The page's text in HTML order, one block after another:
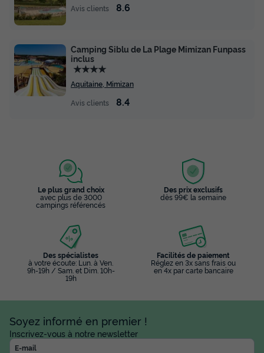
BUNGALOW TOILÉ 4 personnes -
Voir le plan 2D
Terrasse semi-couverte
Animaux autorisés *
Cafetière
BUNGALOW TOILÉ 4 personnes - Ecolodge 2 CH - 4 PERS
32 m -TV + CLIM
du23/08/2026au30/08/2026
Meilleur prix pour 7 nuits
Modifier les dates
Avis clients
8.6
Camping Siblu de La Plage Mimizan Funpass
inclus
★★★★
Aquitaine, Mimizan
Avis clients
8.4
Le plus grand choix
avec plus de 3000
campings référencés
Des prix exclusifs
dès 99€ la semaine
Des spécialistes
à votre écoute: Lun. à Ven.
9h-19h / Sam. et Dim. 10h-
19h
Facilités de paiement
Réglez en 3x sans frais ou
en 4x par carte bancaire
Soyez informé en premier !
Inscrivez-vous à notre newsletter
E-mail